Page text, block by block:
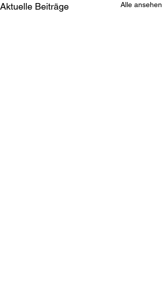
Aktuelle Beiträge Alle ansehen